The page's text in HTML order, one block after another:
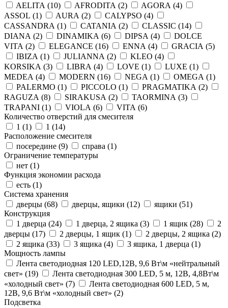
AELITA (10) AFRODITA (2) AGORA (4)
ASSOL (1) AURA (2) CALYPSO (4)
CASSANDRA (1) CATANIA (2) CLASSIC (14)
DIANA (2) DINAMIKA (6) DIPSA (4)
DOLCE
VITA (2) ELEGANCE (16) ENNA (4) GRACIA (5)
IBIZA (1) JULIANNA (2) KLEO (4)
KORSIKA (3) LIBRA (4) LOVE (1) LUXE (1)
MEDEA (4) MODERN (16) NEGA (1) OMEGA (1)
PALERMO (1) PICCOLO (1) PRAGMATIKA (2)
RAGUZA (8) SIRAKUSA (2) TAORMINA (3)
TRAPANI (1) VIOLA (6) VITA (6)
Количество отверстий для смесителя
1 (1) 1 (14)
Расположение смесителя
посередине (9) справа (1)
Ограничение температуры
нет (1)
Функция экономии расхода
есть (1)
Система хранения
дверцы (68) дверцы, ящики (12) ящики (51)
Конструкция
1 дверца (24) 1 дверца, 2 ящика (3) 1 ящик (28)
2
дверцы (17) 2 дверцы, 1 ящик (1) 2 дверцы, 2 ящика (2)
2 ящика (33) 3 ящика (4) 3 ящика, 1 дверца (1)
Мощность лампы
Лента светодиодная 120 LED,12В, 9,6 Вт\м «нейтральный
свет» (19)
Лента светодиодная 300 LED, 5 м, 12В, 4,8Вт\м
«холодный свет» (7)
Лента светодиодная 600 LED, 5 м,
12В, 9,6 Вт\м «холодный свет» (2)
Подсветка